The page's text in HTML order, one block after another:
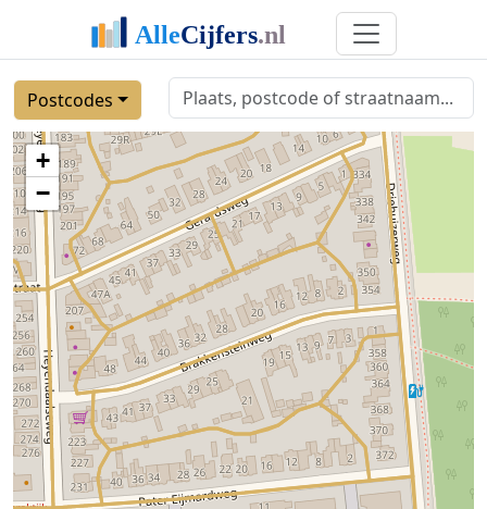
Postcodes
+
−